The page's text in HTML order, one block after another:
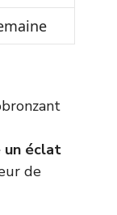
un éclat
de